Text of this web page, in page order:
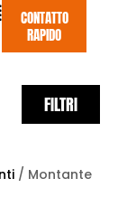
CONTATTO
RAPIDO
FILTRI
/ Montante